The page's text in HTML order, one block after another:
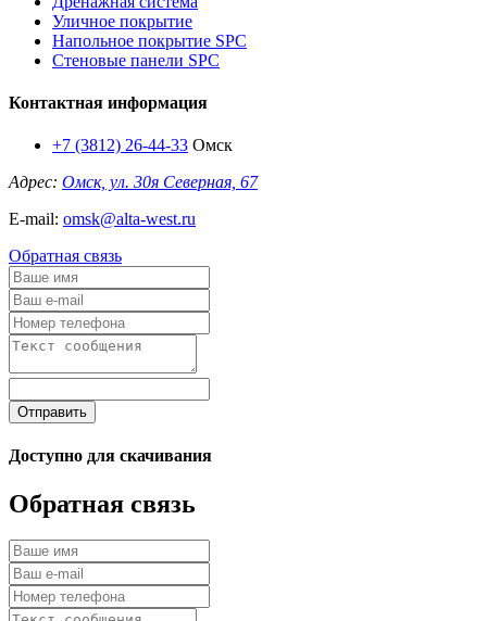
Уличное покрытие
Напольное покрытие SPC
Стеновые панели SPC
Контактная информация
+7 (3812) 26-44-33 Омск
Адрес: Омск, ул. 30я Северная, 67
E-mail: omsk@alta-west.ru
Обратная связь
Отправить
Доступно для скачивания
Обратная связь